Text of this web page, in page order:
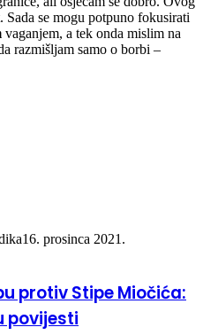
se mogu potpuno fokusirati
vaganjem, a tek onda mislim na
razmišljam samo o borbi –
16. prosinca 2021.
protiv Stipe Miočića:
povijesti